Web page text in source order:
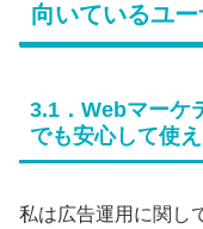
向いているユ
3.1．Webマーケ
でも安心して使
私は広告運用に関し